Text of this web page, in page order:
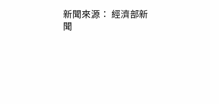
新聞來源： 經濟部新
聞